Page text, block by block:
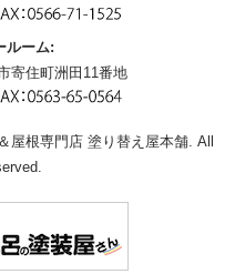
ルーム:
寄住町洲田11番地
屋根専門店 塗り替え屋本舗. All